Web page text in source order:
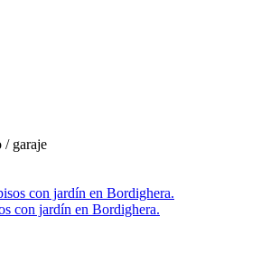
/ garaje
con jardín en Bordighera.